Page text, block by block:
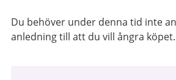
Du behöver under denna tid inte
anledning till att du vill ångra köpet.